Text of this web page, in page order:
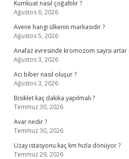
Kumkuat nasıl çoğaltılır ?
Ağustos 6, 2026
Avene hangi ülkenin markasıdır ?
Ağustos 5, 2026
Anafaz evresinde kromozom sayısı artar
Ağustos 3, 2026
Acı biber nasıl oluşur ?
Ağustos 3, 2026
Bisiklet kaç dakika yapılmalı ?
Temmuz 30, 2026
Avar nedir ?
Temmuz 30, 2026
Uzay istasyonu kaç km hızla dönüyor ?
Temmuz 29, 2026